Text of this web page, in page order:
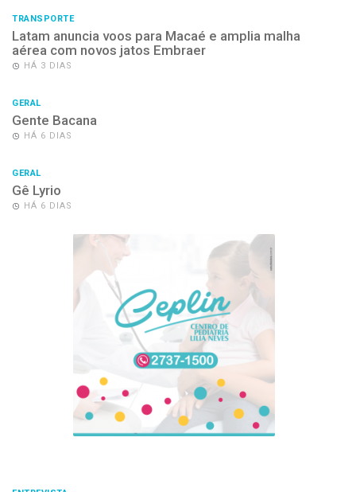
TRANSPORTE
Latam anuncia voos para Macaé e amplia malha
aérea com novos jatos Embraer
HÁ 3 DIAS
GERAL
Gente Bacana
HÁ 6 DIAS
GERAL
Gê Lyrio
HÁ 6 DIAS